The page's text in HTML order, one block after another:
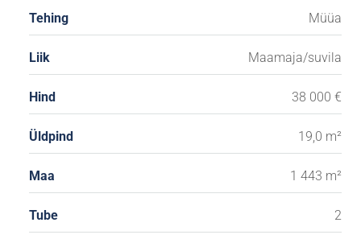
Tehing Müüa
Liik Maamaja/suvila
Hind 38 000 €
Üldpind 19,0 m²
Maa 1 443 m²
Tube 2